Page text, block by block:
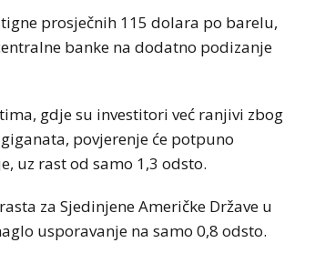
prosječnih 115 dolara po barelu,
banke na dodatno podizanje
gdje su investitori već ranjivi zbog
povjerenje će potpuno
uz rast od samo 1,3 odsto.
za Sjedinjene Američke Države u
usporavanje na samo 0,8 odsto.